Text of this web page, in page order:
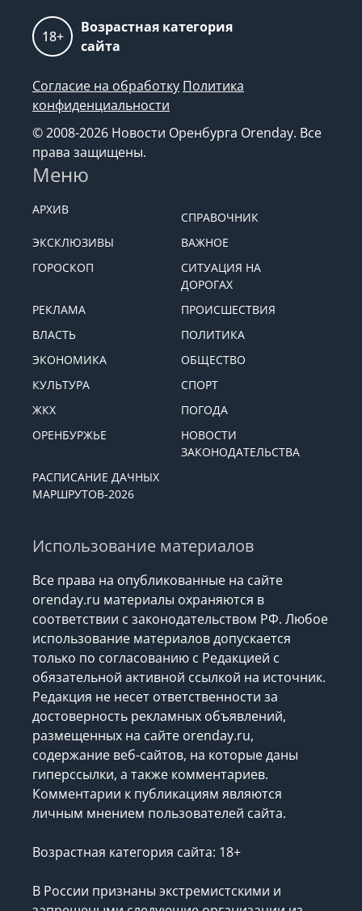
18+
Возрастная категория
сайта
Согласие на обработку Политика
конфиденциальности
© 2008-2026 Новости Оренбурга Orenday. Все
права защищены.
Меню
АРХИВ
СПРАВОЧНИК
ЭКСКЛЮЗИВЫ
ВАЖНОЕ
ГОРОСКОП
СИТУАЦИЯ НА
ДОРОГАХ
РЕКЛАМА
ПРОИСШЕСТВИЯ
ВЛАСТЬ
ПОЛИТИКА
ЭКОНОМИКА
ОБЩЕСТВО
КУЛЬТУРА
СПОРТ
ЖКХ
ПОГОДА
ОРЕНБУРЖЬЕ
НОВОСТИ
ЗАКОНОДАТЕЛЬСТВА
РАСПИСАНИЕ ДАЧНЫХ
МАРШРУТОВ-2026
Использование материалов
Все права на опубликованные на сайте
orenday.ru материалы охраняются в
соответствии с законодательством РФ. Любое
использование материалов допускается
только по согласованию с Редакцией с
обязательной активной ссылкой на источник.
Редакция не несет ответственности за
достоверность рекламных объявлений,
размещенных на сайте orenday.ru,
содержание веб-сайтов, на которые даны
гиперссылки, а также комментариев.
Комментарии к публикациям являются
личным мнением пользователей сайта.
Возрастная категория сайта: 18+
В России признаны экстремистскими и